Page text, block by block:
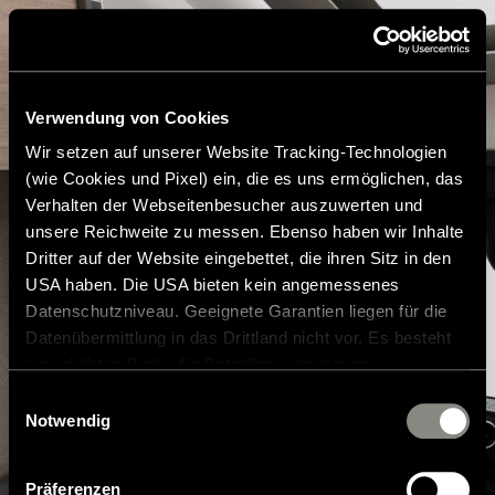
Verwendung von Cookies
Wir setzen auf unserer Website Tracking-Technologien
(wie Cookies und Pixel) ein, die es uns ermöglichen, das
Verhalten der Webseitenbesucher auszuwerten und
unsere Reichweite zu messen. Ebenso haben wir Inhalte
Dritter auf der Website eingebettet, die ihren Sitz in den
USA haben. Die USA bieten kein angemessenes
Datenschutzniveau. Geeignete Garantien liegen für die
Datenübermittlung in das Drittland nicht vor. Es besteht
zustehen. Eingesetzte Dienstleister können Daten für
zusammenführen. Weitere Informationen finden Sie in
Notwendig
Präferenzen